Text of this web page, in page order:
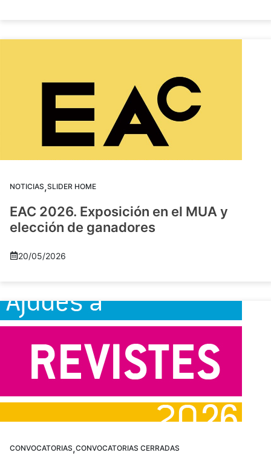
NOTICIAS,SLIDER HOME
EAC 2026. Exposición en el MUA y
elección de ganadores
20/05/2026
CONVOCATORIAS,CONVOCATORIAS CERRADAS